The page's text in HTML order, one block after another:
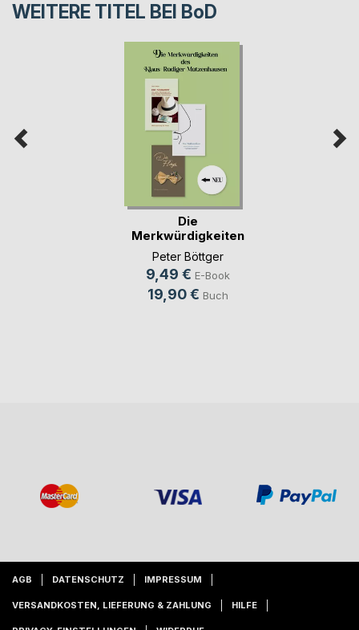
WEITERE TITEL BEI BoD
Die
Merkwürdigkeiten
des Klaus-Rüd(...)
Peter Böttger
9,49 € E-Book
19,90 € Buch
AGB DATENSCHUTZ IMPRESSUM
VERSANDKOSTEN, LIEFERUNG & ZAHLUNG HILFE